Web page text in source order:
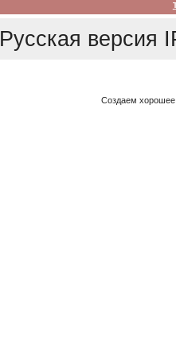
Русская версия
Создаем